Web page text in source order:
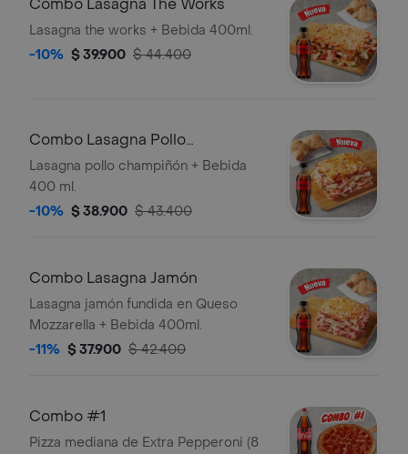
bebida de coca cola de 400ml. No
incluye salsa de ajo, llevala por $2.900
adicionales.
Combo Lasagna The Works
Lasagna the works + Bebida 400ml.
-10% $ 39.900 $ 44.400
Combo Lasagna Pollo
Champiñón
Lasagna pollo champiñón + Bebida
400 ml.
-10% $ 38.900 $ 43.400
Combo Lasagna Jamón
Lasagna jamón fundida en Queso
Mozzarella + Bebida 400ml.
-11% $ 37.900 $ 42.400
Combo #1
Pizza mediana de Extra Pepperoni (8